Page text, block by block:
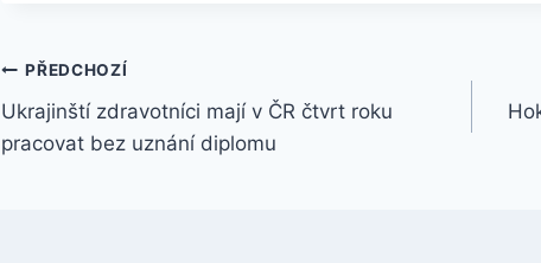
Navigace
pro
PŘEDCHOZÍ
Ukrajinští zdravotníci mají v ČR čtvrt roku
pracovat bez uznání diplomu